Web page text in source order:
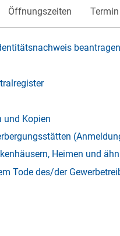
Öffnungszeiten
beantragen
und Kopien
Heimen und
Tode des/der